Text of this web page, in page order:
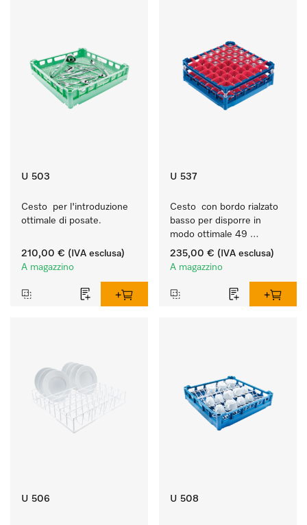
U 503
Cesto  per l'introduzione
ottimale di posate.
210,00 € (IVA esclusa)
A magazzino
U 537
Cesto  con bordo rialzato
basso per disporre in
modo ottimale 49
bicchieri fino a 20 cm.
235,00 € (IVA esclusa)
A magazzino
U 506 U 508